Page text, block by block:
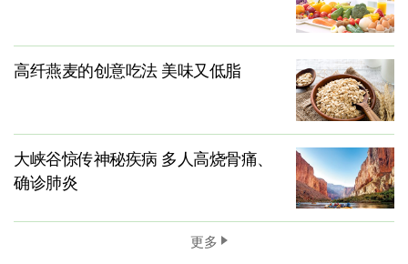
高纤燕麦的创意吃法 美味又低脂
大峡谷惊传神秘疾病 多人高烧骨痛、
确诊肺炎
更多